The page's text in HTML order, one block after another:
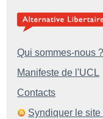
Qui sommes-nous ?
Manifeste de l'UCL
Contacts
Syndiquer le